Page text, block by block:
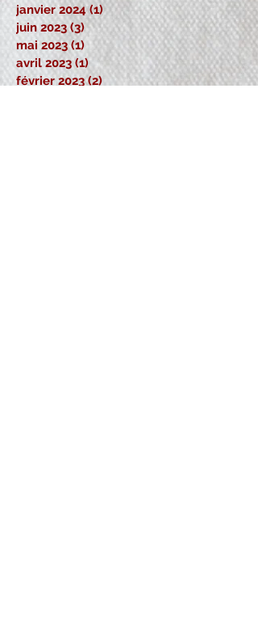
janvier 2024 (1)1 post
juin 2023 (3)3 posts
mai 2023 (1) 1 post
avril 2023 (1)1 post
février 2023 (2) 2 posts